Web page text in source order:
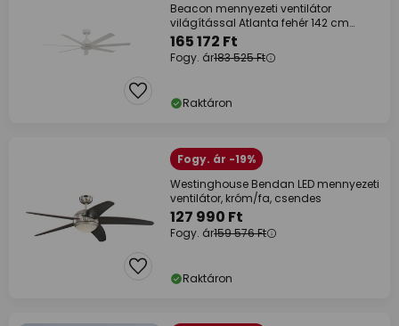
Beacon mennyezeti ventilátor
világítással Atlanta fehér 142 cm
csendes
165 172 Ft
Fogy. ár183 525 Ft
Raktáron
Fogy. ár -19%
Westinghouse Bendan LED mennyezeti
ventilátor, króm/fa, csendes
127 990 Ft
Fogy. ár159 576 Ft
Raktáron